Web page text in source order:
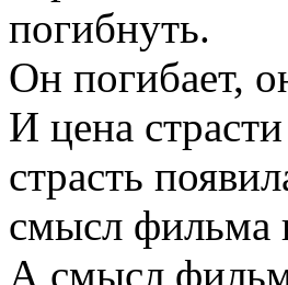
погибнуть.
Он погибает,
И цена
страсть
смысл фильма
А смысл